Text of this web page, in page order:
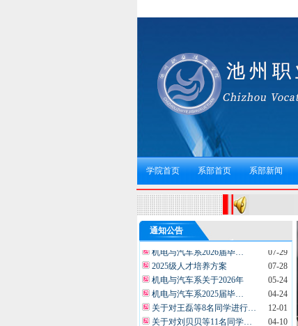
学院首页 系部首页 系部新闻
通知公告
机电与汽车系2026届毕…
07-29
2025级人才培养方案
07-28
机电与汽车系关于2026年
05-24
机电与汽车系2025届毕…
04-24
关于对王磊等8名同学进行…
12-01
关于对刘贝贝等11名同学…
04-10